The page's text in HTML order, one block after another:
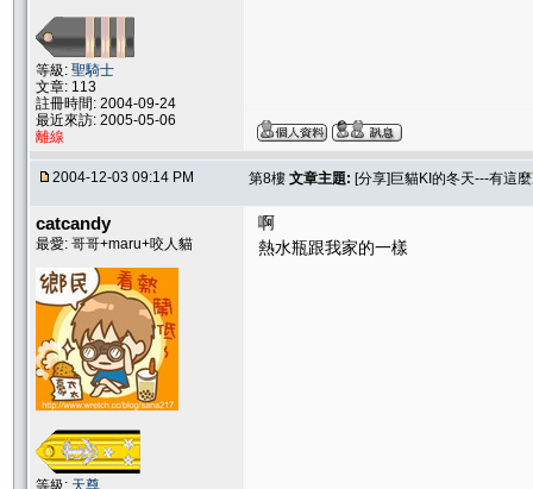
等級: 聖騎士
文章: 113
註冊時間: 2004-09-24
最近來訪: 2005-05-06
離線
2004-12-03 09:14 PM 第8樓 文章主題: [分享]巨貓KI的冬天---有這
catcandy
最愛: 哥哥+maru+咬人貓
等級: 天尊
啊
熱水瓶跟我家的一樣